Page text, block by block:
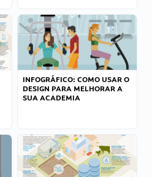
INFOGRÁFICO: COMO USAR O
DESIGN PARA MELHORAR A
SUA ACADEMIA